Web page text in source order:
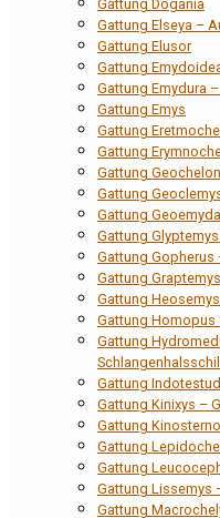
Gattung Dogania
Gattung Elseya –
Gattung Elusor
Gattung
Gattung Emydura
Gattung Emys
Gattung
Gattung
Gattung
Gattung
Gattung
Gattung
Gattung
Gattung
Gattung
Gattung Homopus
Gattung
Gattung
Gattung Kinixys –
Gattung
Gattung
Gattung
Gattung Lissemys
Gattung